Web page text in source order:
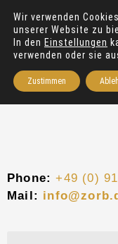
Inhalt
springen
Phone: +49 (0)
Mail:
Wir verwenden
unserer Website zu
In den Einstellungen
verwenden oder sie
Zustimmen